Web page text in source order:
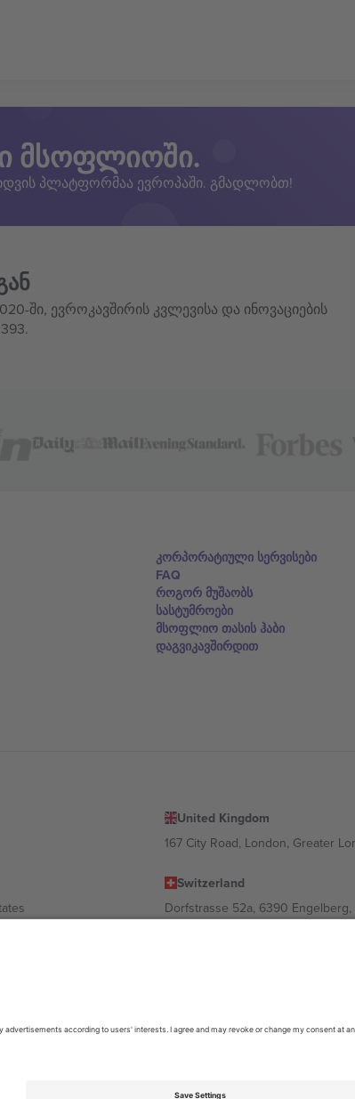
მსოფლიოში.
პლატფორმაა ევროპაში. გმადლობთ!
ში, ევროკავშირის კვლევისა და ინოვაციების
კორპორატიული სერვისები
FAQ
როგორ მუშაობს
სასტუმროები
მსოფლიო თასის ჰაბი
დაგვიკავშირდით
United Kingdom
167 City Road, London, Greater
Switzerland
Dorfstrasse 52a, 6390
México, CDMX, Mexico